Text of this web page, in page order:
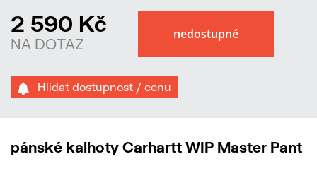
2 590 Kč
NA DOTAZ
Hlídat dostupnost / cenu
pánské kalhoty Carhartt WIP Master Pant